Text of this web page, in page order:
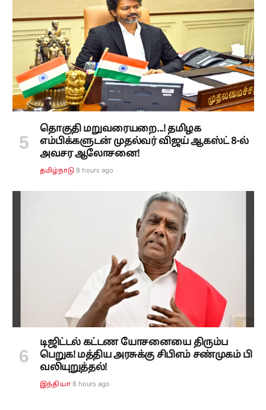
தொகுதி மறுவரையறை...! தமிழக
எம்பிக்களுடன் முதல்வர் விஜய் ஆகஸ்ட் 8-ல்
அவசர ஆலோசனை!
தமிழ்நாடு 8 hours ago
டிஜிட்டல் கட்டண யோசனையை திரும்ப
பெறுக! மத்திய அரசுக்கு சிபிஎம் சண்முகம் பி
வலியுறுத்தல்!
இந்தியா 8 hours ago